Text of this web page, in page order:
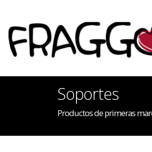
Soportes
Productos de primeras